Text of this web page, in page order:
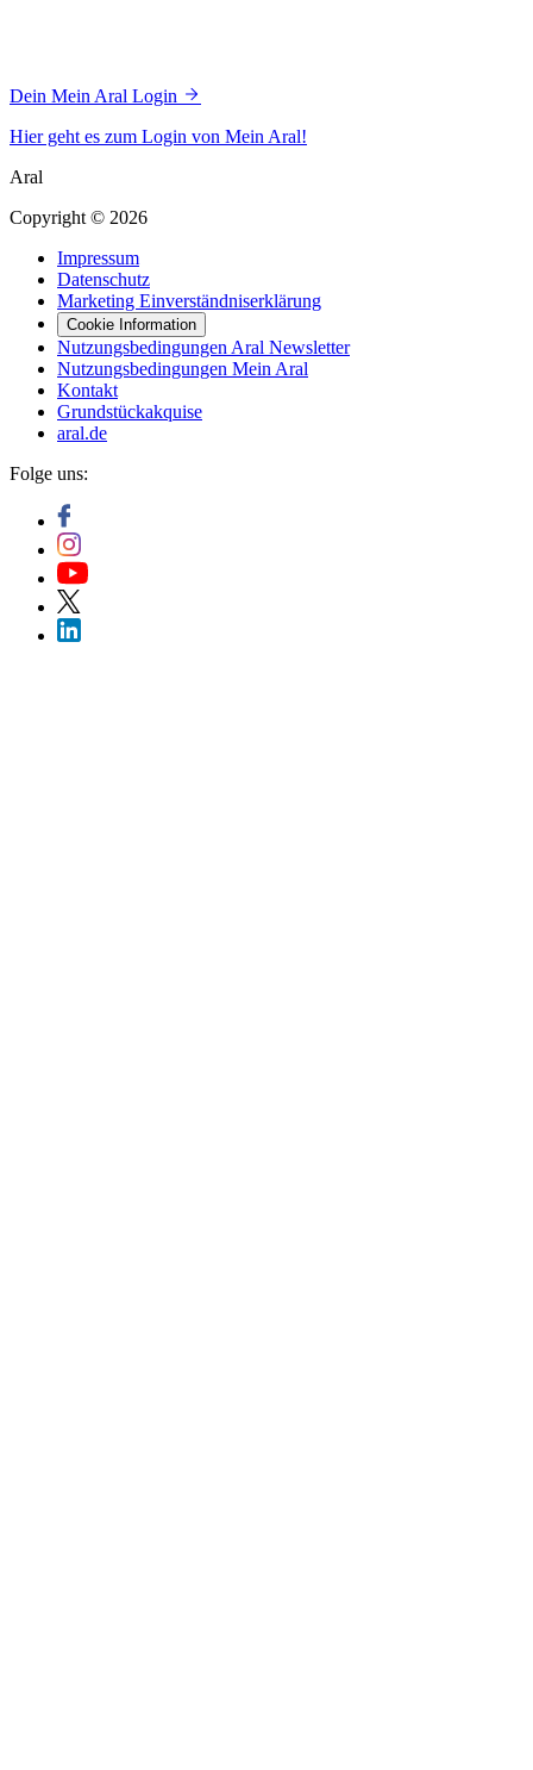
Dein Mein Aral Login
Hier geht es zum Login von Mein Aral!
Aral
Copyright © 2026
Impressum
Datenschutz
Marketing Einverständniserklärung
Cookie Information
Nutzungsbedingungen Aral Newsletter
Nutzungsbedingungen Mein Aral
Kontakt
Grundstückakquise
aral.de
Folge uns: